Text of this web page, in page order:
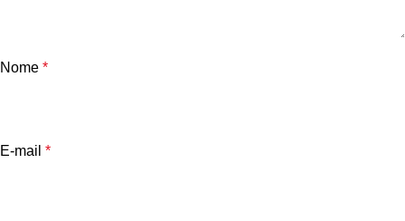
Nome *
E-mail *